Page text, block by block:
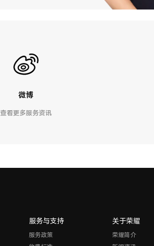
微博
查看更多服务资讯
服务与支持
服务政策
关于荣耀
荣耀简介